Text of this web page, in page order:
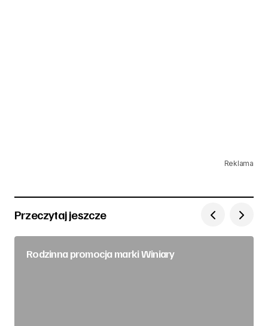
Reklama
Przeczytaj jeszcze
Rodzinna promocja marki Winiary